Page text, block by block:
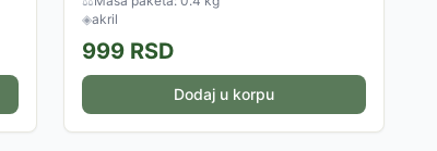
◈akril
999 RSD
Dodaj u korpu